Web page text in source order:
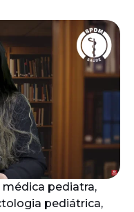
médica pediatra,
pediátrica,